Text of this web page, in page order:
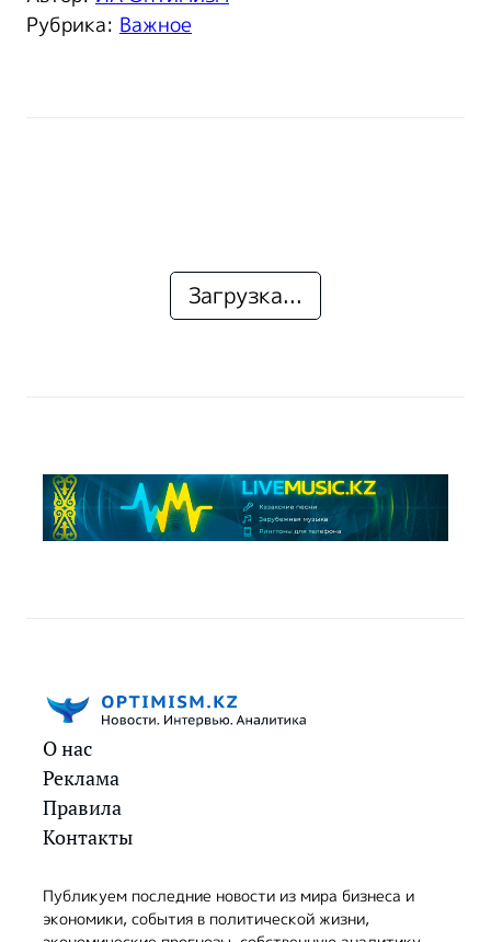
Рубрика: Важное
Загрузка...
О нас
Реклама
Правила
Контакты
Публикуем последние новости из мира бизнеса и
экономики, события в политической жизни,